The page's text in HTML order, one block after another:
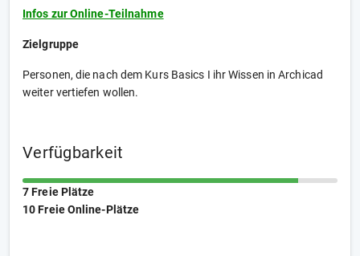
Infos zur Online-Teilnahme
Zielgruppe
Personen, die nach dem Kurs Basics I ihr Wissen in Archicad
weiter vertiefen wollen.
Verfügbarkeit
7 Freie Plätze
10 Freie Online-Plätze